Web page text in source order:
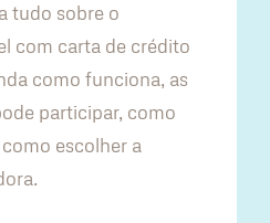
tudo sobre o
com carta de crédito
como funciona, as
participar, como
escolher a